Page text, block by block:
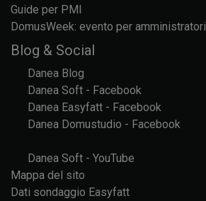
Guide per PMI
DomusWeek: evento per amministratori
Blog & Social
Danea Blog
Danea Soft - Facebook
Danea Easyfatt - Facebook
Danea Domustudio - Facebook
Danea Soft - YouTube
Mappa del sito
Dati sondaggio Easyfatt